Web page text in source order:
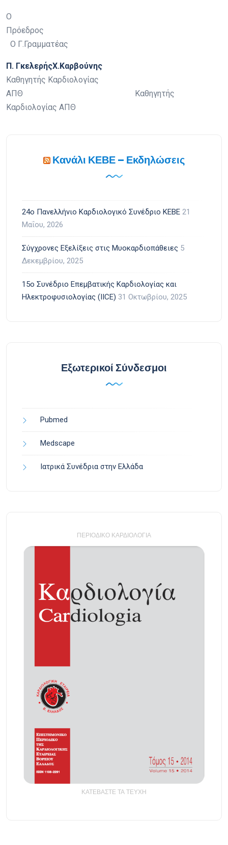
Ο
Πρόεδρος
Ο Γ.Γραμματέας
Π. ΓκελερήςΧ.Καρβούνης
Καθηγητής Καρδιολογίας
ΑΠΘ Καθηγητής
Καρδιολογίας ΑΠΘ
Κανάλι ΚΕΒΕ – Εκδηλώσεις
24ο Πανελλήνιο Καρδιολογικό Συνέδριο ΚΕΒΕ 21
Μαΐου, 2026
Σύγχρονες Εξελίξεις στις Μυοκαρδιοπάθειες 5
Δεκεμβρίου, 2025
15ο Συνέδριο Επεμβατικής Καρδιολογίας και
Ηλεκτροφυσιολογίας (IICE) 31 Οκτωβρίου, 2025
Εξωτερικοί Σύνδεσμοι
Pubmed
Medscape
Ιατρικά Συνέδρια στην Ελλάδα
ΠΕΡΙΟΔΙΚΌ ΚΑΡΔΙΟΛΟΓΊΑ
ΚΑΤΕΒΑΣΤΕ ΤΑ ΤΕΥΧΗ